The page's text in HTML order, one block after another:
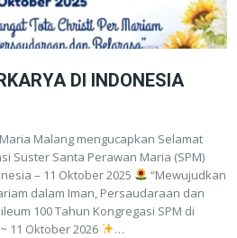
DI INDONESIA
Malang mengucapkan Selamat
Suster Santa Perawan Maria (SPM)
– 11 Oktober 2025
“Mewujudkan
dalam Iman, Persaudaraan dan
100 Tahun Kongregasi SPM di
11 Oktober 2026
…